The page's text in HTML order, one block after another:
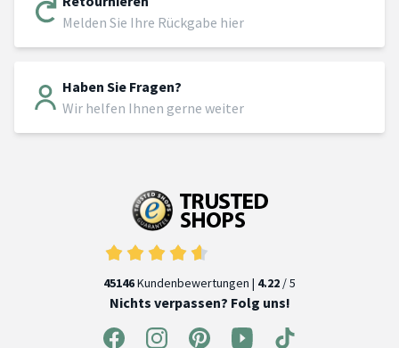
Melden Sie Ihre Rückgabe hier
Haben Sie Fragen?
Wir helfen Ihnen gerne weiter
45146Kundenbewertungen | 4.22 / 5
Nichts verpassen? Folg uns!